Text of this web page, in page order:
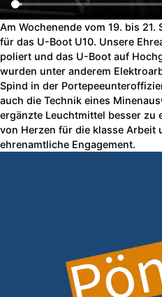
Am Wochenende vom 19. bis
für das U-Boot U10. Unsere
poliert und das U-Boot auf
wurden unter anderem
Spind in der
auch die Technik eines
ergänzte Leuchtmittel besser zu
von Herzen für die klasse Arbeit
ehrenamtliche Engagement.